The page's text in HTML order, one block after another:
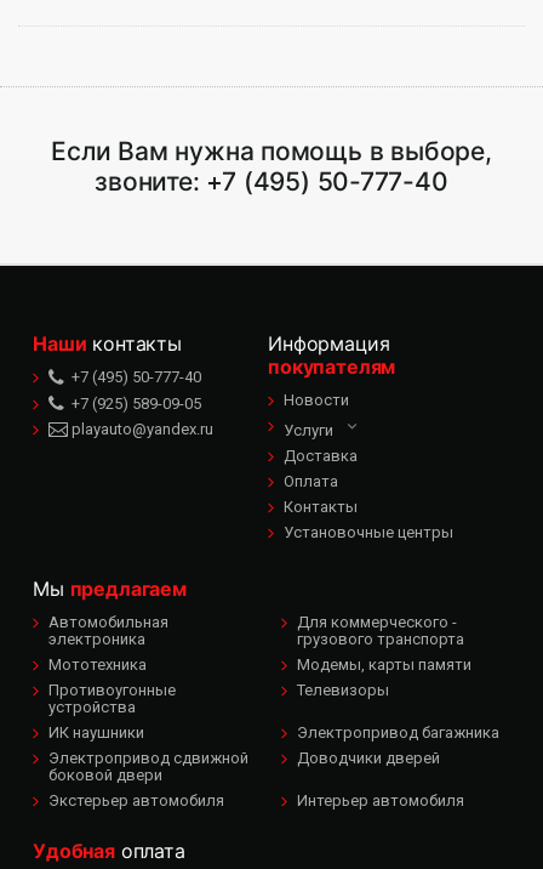
Если Вам нужна помощь в выборе,
звоните: +7 (495) 50-777-40
Наши контакты
+7 (495) 50-777-40
+7 (925) 589-09-05
playauto@yandex.ru
Информация
покупателям
Новости
Услуги
Доставка
Оплата
Контакты
Установочные центры
Мы предлагаем
Автомобильная
электроника
Для коммерческого -
грузового транспорта
Мототехника
Модемы, карты памяти
Противоугонные
устройства
Телевизоры
ИК наушники
Электропривод багажника
Электропривод сдвижной
боковой двери
Доводчики дверей
Экстерьер автомобиля Интерьер автомобиля
Удобнаяоплата